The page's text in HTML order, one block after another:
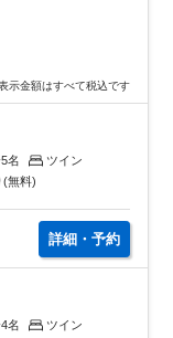
示金額はすべて税込です
名
ツイン
(無料)
詳細・予約
名
ツイン